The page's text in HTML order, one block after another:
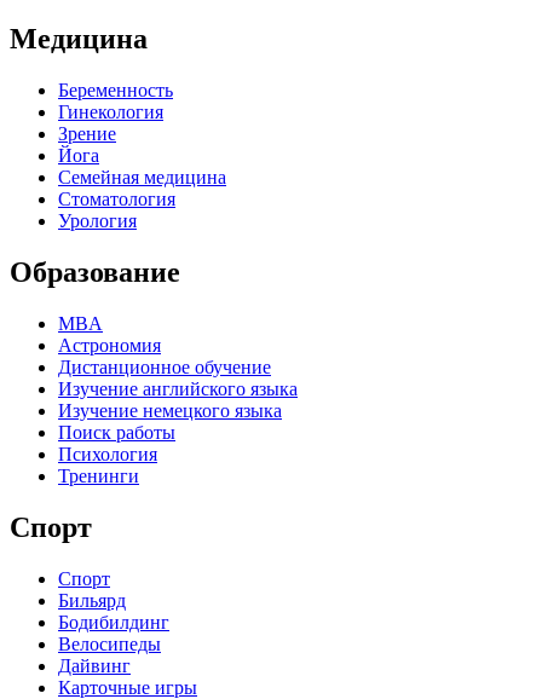
Медицина
Беременность
Гинекология
Зрение
Йога
Семейная медицина
Стоматология
Урология
Образование
MBA
Астрономия
Дистанционное обучение
Изучение английского языка
Изучение немецкого языка
Поиск работы
Психология
Тренинги
Спорт
Спорт
Бильярд
Бодибилдинг
Велосипеды
Дайвинг
Карточные игры